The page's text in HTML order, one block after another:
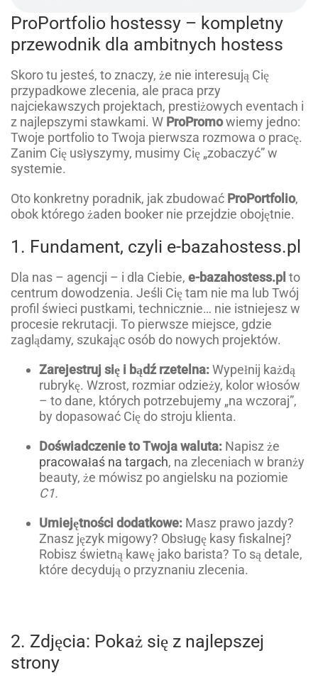
ProPortfolio hostessy – kompletny
przewodnik dla ambitnych hostess
Skoro tu jesteś, to znaczy, że nie interesują Cię
przypadkowe zlecenia, ale praca przy
najciekawszych projektach, prestiżowych eventach i
z najlepszymi stawkami. W ProPromowiemy jedno:
Twoje portfolio to Twoja pierwsza rozmowa o pracę.
Zanim Cię usłyszymy, musimy Cię „zobaczyć” w
systemie.
Oto konkretny poradnik, jak zbudować ProPortfolio,
obok którego żaden booker nie przejdzie obojętnie.
1. Fundament, czyli e-bazahostess.pl
Dla nas – agencji – i dla Ciebie, e-bazahostess.pl to
centrum dowodzenia. Jeśli Cię tam nie ma lub Twój
profil świeci pustkami, technicznie… nie istniejesz w
procesie rekrutacji. To pierwsze miejsce, gdzie
zaglądamy, szukając osób do nowych projektów.
Zarejestruj się i bądź rzetelna:Wypełnij każdą
rubrykę. Wzrost, rozmiar odzieży, kolor włosów
– to dane, których potrzebujemy „na wczoraj”,
by dopasować Cię do stroju klienta.
Doświadczenie to Twoja waluta: Napisz że
pracowałaś na targach, na zleceniach w branży
beauty, że mówisz po angielsku na poziomie
C1.
Umiejętności dodatkowe: Masz prawo jazdy?
Znasz język migowy? Obsługę kasy fiskalnej?
Robisz świetną kawę jako barista? To są detale,
które decydują o przyznaniu zlecenia.
2. Zdjęcia: Pokaż się z najlepszej
strony